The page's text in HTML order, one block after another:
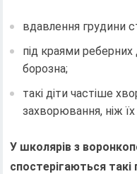
вдавлення грудини
під краями
борозна;
такі діти частіше
захворювання, ніж їх
У школярів з
спостерігаються такі